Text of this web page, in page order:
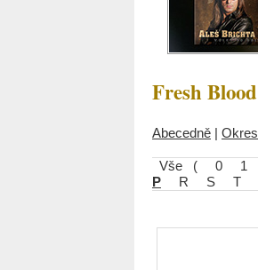
Fresh Blood
Abecedně | Okres
Vše ( 0 1
P
R S T